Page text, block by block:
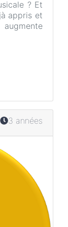
? Et
appris et
3 années